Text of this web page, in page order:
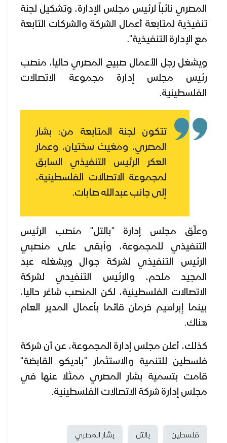
المصري نائباً لرئيس مجلس الإدارة، وتشكيل لجنة
تنفيذية لمتابعة أعمال الشركة والشركات التابعة
مع الإدارة التنفيذية".
ويشغل رجل الأعمال صبيح المصري حاليا، منصب
رئيس مجلس إدارة مجموعة الاتصالات
الفلسطينية.
تتكون لجنة المتابعة من: بشار
المصري، ومغيث سختيان، وعمار
العكر الرئيس التنفيذي السابق
لمجموعة الاتصالات الفلسطينية،
إلى جانب عبدالله صابات.
وعلّق مجلس إدارة "بالتل" منصب الرئيس
التنفيذي للمجموعة، وأبقى على منصبي
الرئيس التنفيذي لشركة جوال ويشغله عبد
المجيد ملحم، والرئيس التنفيدي لشركة
الاتصالات الفلسطينية، لكن المنصب شاغر حاليا،
بينما إبراهيم خرمان قائما بأعمال المدير العام
هناك.
كذلك، أعلن مجلس إدارة المجموعة، عن أن شركة
فلسطين للتنمية والاستثمار "باديكو القابضة"
قامت بتسمية بشار المصري ممثلا عنها في
مجلس إدارة شركة الاتصالات الفلسطينية.
فلسطين بالتل بشار المصري